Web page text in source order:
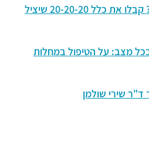
Ynet - כל היום מול המסך? קבלו את כלל 20-20-20 שיציל
מצב: על הטיפול במחלות
שירי שולמן